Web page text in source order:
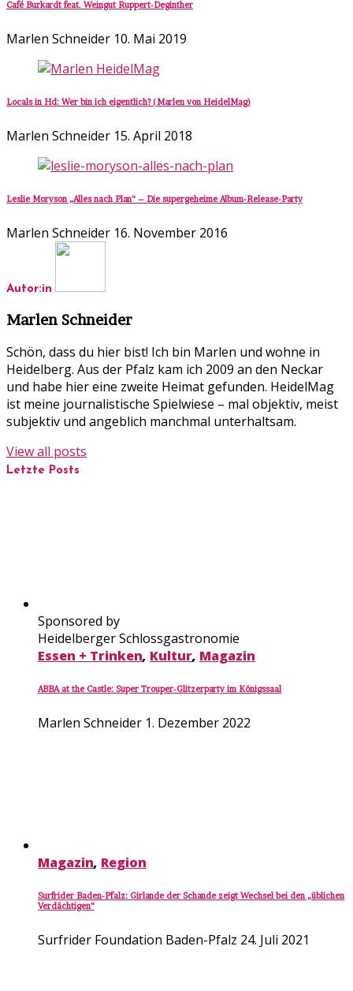
Café Burkardt feat. Weingut Ruppert-Deginther
Marlen Schneider 10. Mai 2019
Locals in Hd: Wer bin ich eigentlich? (Marlen von HeidelMag)
Marlen Schneider 15. April 2018
Leslie Moryson „Alles nach Plan“ – Die supergeheime Album-Release-Party
Marlen Schneider 16. November 2016
Autor:in
Marlen Schneider
Schön, dass du hier bist! Ich bin Marlen und wohne in
Heidelberg. Aus der Pfalz kam ich 2009 an den Neckar
und habe hier eine zweite Heimat gefunden. HeidelMag
ist meine journalistische Spielwiese – mal objektiv, meist
subjektiv und angeblich manchmal unterhaltsam.
View all posts
Letzte Posts
Sponsored by
Heidelberger Schlossgastronomie
Essen + Trinken, Kultur, Magazin
ABBA at the Castle: Super Trouper-Glitzerparty im Königssaal
Marlen Schneider 1. Dezember 2022
Magazin, Region
Surfrider Baden-Pfalz: Girlande der Schande zeigt Wechsel bei den „üblichen
Verdächtigen“
Surfrider Foundation Baden-Pfalz 24. Juli 2021